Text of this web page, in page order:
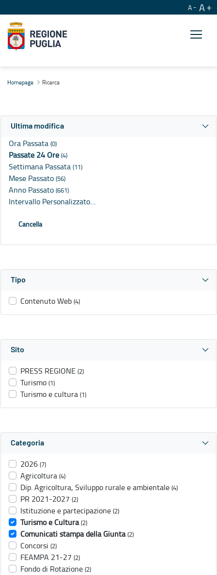
A A
Homepage Ricerca
Ultima modifica
Ora Passata (0)
Passate 24 Ore (4)
Settimana Passata (11)
Mese Passato (56)
Anno Passato (661)
Intervallo Personalizzato…
Cancella
Tipo
Contenuto Web (4)
Sito
PRESS REGIONE (2)
Turismo (1)
Turismo e cultura (1)
Categoria
2026 (7)
Agricoltura (4)
Dip. Agricoltura, Sviluppo rurale e ambientale (4)
PR 2021-2027 (2)
Istituzione e partecipazione (2)
Turismo e Cultura (2)
Comunicati stampa della Giunta (2)
Concorsi (2)
FEAMPA 21-27 (2)
Fondo di Rotazione (2)